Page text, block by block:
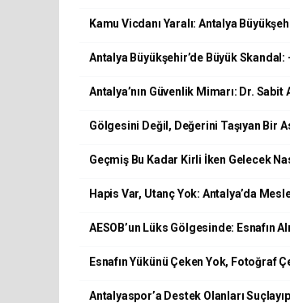
Kamu Vicdanı Yaralı: Antalya
Antalya Büyükşehir’de Büyük
Antalya’nın Güvenlik Mimarı: Dr. Sabit
Gölgesini Değil, Değerini Taşıyan Bir
Geçmiş Bu Kadar Kirli İken Gelecek
Hapis Var, Utanç Yok: Antalya’da
AESOB’un Lüks Gölgesinde: Esnafın
Esnafın Yükünü Çeken Yok, Fotoğraf
Antalyaspor’a Destek Olanları